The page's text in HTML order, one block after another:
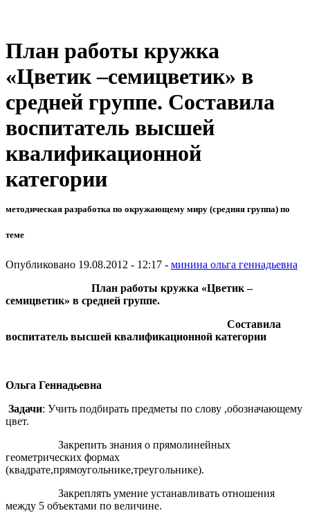
План работы кружка
«Цветик –семицветик» в
средней группе. Составила
воспитатель высшей
квалификационной
категории
методическая разработка по окружающему миру (средняя группа) по
теме
Опубликовано 19.08.2012 - 12:17 - минина ольга геннадьевна
План работы кружка «Цветик –
семицветик» в средней группе.
Составила
воспитатель высшей квалификационной категории
Ольга Геннадьевна
Задачи: Учить подбирать предметы по слову ,обозначающему
цвет.
Закрепить знания о прямолинейных
геометрических формах
(квадрате,прямоугольнике,треугольнике).
Закреплять умение устанавливать отношения
между 5 объектами по величине.